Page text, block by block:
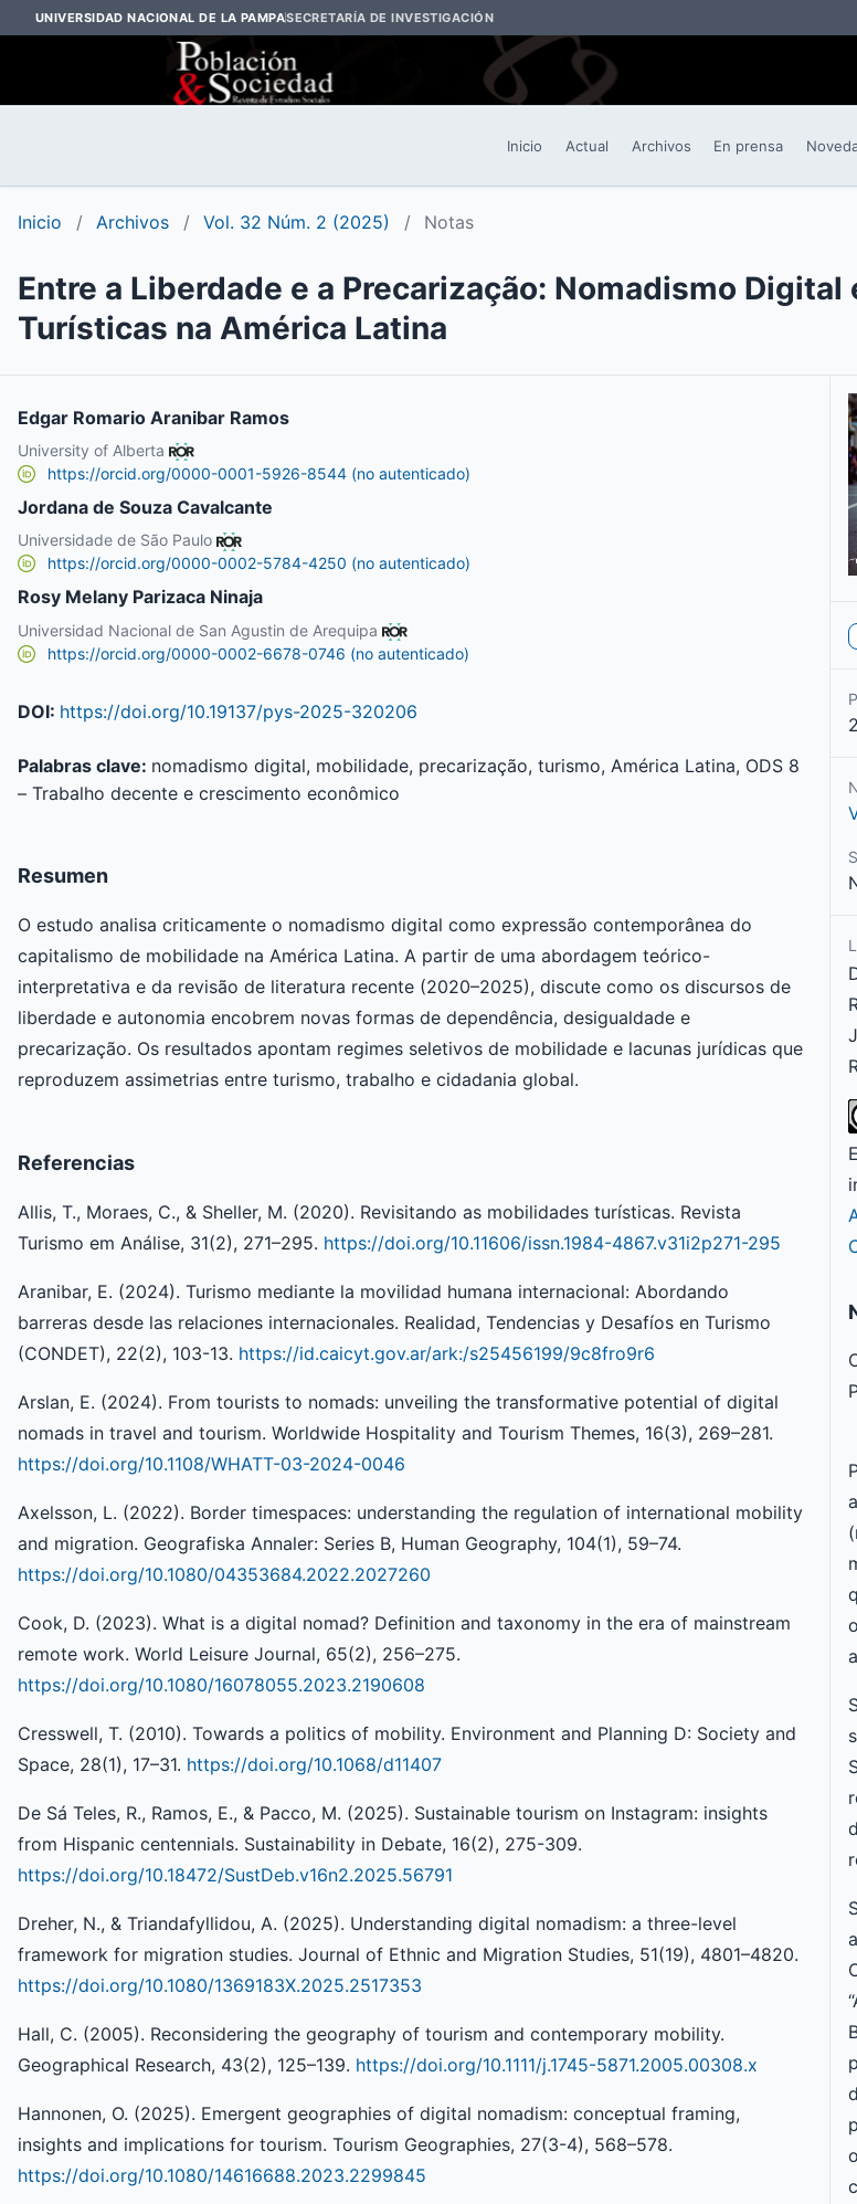
UNIVERSIDAD NACIONAL DE LA PAMPASECRETARÍA DE INVESTIGACIÓN
Inicio Actual Archivos En prensa
Inicio / Archivos / Vol. 32 Núm. 2 (2025) / Notas
Entre a Liberdade e a Precarização: Nomadismo
Turísticas na América Latina
Edgar Romario Aranibar Ramos
University of Alberta
https://orcid.org/0000-0001-5926-8544 (no autenticado)
Jordana de Souza Cavalcante
Universidade de São Paulo
https://orcid.org/0000-0002-5784-4250 (no autenticado)
Rosy Melany Parizaca Ninaja
Universidad Nacional de San Agustin de Arequipa
https://orcid.org/0000-0002-6678-0746 (no autenticado)
DOI: https://doi.org/10.19137/pys-2025-320206
Palabras clave: nomadismo digital, mobilidade, precarização, turismo, América Latina, ODS 8
– Trabalho decente e crescimento econômico
Resumen
O estudo analisa criticamente o nomadismo digital como expressão contemporânea do
capitalismo de mobilidade na América Latina. A partir de uma abordagem teórico-
interpretativa e da revisão de literatura recente (2020–2025), discute como os discursos de
liberdade e autonomia encobrem novas formas de dependência, desigualdade e
precarização. Os resultados apontam regimes seletivos de mobilidade e lacunas jurídicas que
reproduzem assimetrias entre turismo, trabalho e cidadania global.
Referencias
Allis, T., Moraes, C., & Sheller, M. (2020). Revisitando as mobilidades turísticas. Revista
Turismo em Análise, 31(2), 271–295. https://doi.org/10.11606/issn.1984-4867.v31i2p271-295
Aranibar, E. (2024). Turismo mediante la movilidad humana internacional: Abordando
barreras desde las relaciones internacionales. Realidad, Tendencias y Desafíos en Turismo
(CONDET), 22(2), 103-13. https://id.caicyt.gov.ar/ark:/s25456199/9c8fro9r6
Arslan, E. (2024). From tourists to nomads: unveiling the transformative potential of digital
nomads in travel and tourism. Worldwide Hospitality and Tourism Themes, 16(3), 269–281.
https://doi.org/10.1108/WHATT-03-2024-0046
Axelsson, L. (2022). Border timespaces: understanding the regulation of international mobility
and migration. Geografiska Annaler: Series B, Human Geography, 104(1), 59–74.
https://doi.org/10.1080/04353684.2022.2027260
Cook, D. (2023). What is a digital nomad? Definition and taxonomy in the era of mainstream
remote work. World Leisure Journal, 65(2), 256–275.
https://doi.org/10.1080/16078055.2023.2190608
Cresswell, T. (2010). Towards a politics of mobility. Environment and Planning D: Society and
Space, 28(1), 17–31. https://doi.org/10.1068/d11407
De Sá Teles, R., Ramos, E., & Pacco, M. (2025). Sustainable tourism on Instagram: insights
from Hispanic centennials. Sustainability in Debate, 16(2), 275-309.
https://doi.org/10.18472/SustDeb.v16n2.2025.56791
Dreher, N., & Triandafyllidou, A. (2025). Understanding digital nomadism: a three-level
framework for migration studies. Journal of Ethnic and Migration Studies, 51(19), 4801–4820.
https://doi.org/10.1080/1369183X.2025.2517353
Hall, C. (2005). Reconsidering the geography of tourism and contemporary mobility.
Geographical Research, 43(2), 125–139. https://doi.org/10.1111/j.1745-5871.2005.00308.x
Hannonen, O. (2025). Emergent geographies of digital nomadism: conceptual framing,
insights and implications for tourism. Tourism Geographies, 27(3-4), 568–578.
https://doi.org/10.1080/14616688.2023.2299845